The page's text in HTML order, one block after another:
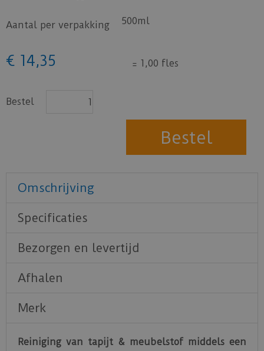
Aantal per verpakking 500ml
€ 14,35 = 1,00 fles
Bestel
Omschrijving
Specificaties
Bezorgen en levertijd
Afhalen
Merk
Reiniging van tapijt & meubelstof middels een